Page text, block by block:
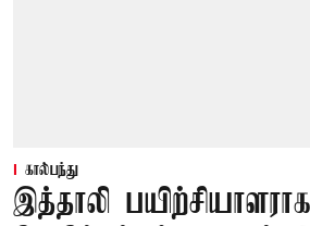
கால்பந்து
இத்தாலி